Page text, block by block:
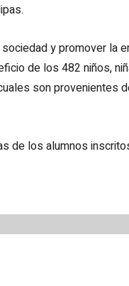
y promover la
de los 482 niños,
son provenientes
de los alumnos